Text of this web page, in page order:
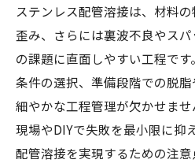
ステンレス配管溶接は、材料
歪み、さらには裏波不良やス
の課題に直面しやすい工程で
条件の選択、準備段階での脱
細やかな工程管理が欠かせま
現場やDIYで失敗を最小限に抑
配管溶接を実現するための注